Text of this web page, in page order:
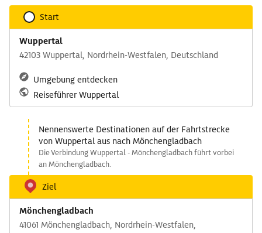
Start
Wuppertal
42103 Wuppertal, Nordrhein-Westfalen, Deutschland
Umgebung entdecken
Reiseführer Wuppertal
Nennenswerte Destinationen auf der Fahrtstrecke
von Wuppertal aus nach Mönchengladbach
Die Verbindung Wuppertal - Mönchengladbach führt vorbei
an Mönchengladbach.
Ziel
Mönchengladbach
41061 Mönchengladbach, Nordrhein-Westfalen,